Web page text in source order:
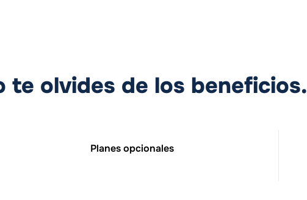
te olvides de los beneficios.
Planes opcionales